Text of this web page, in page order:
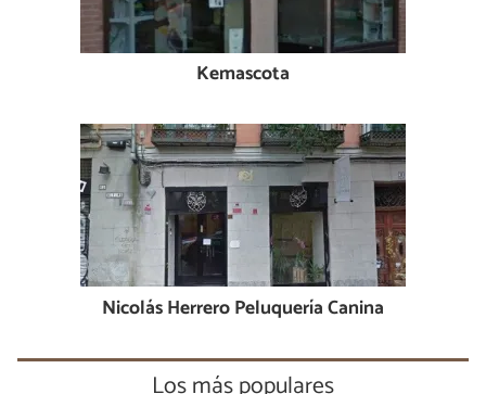
Kemascota
Nicolás Herrero Peluquería Canina